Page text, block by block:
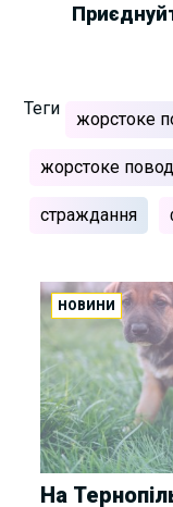
Теги
жорстоке
жорстоке
страждання
НОВИНИ
На